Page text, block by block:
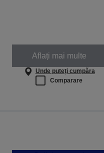
Aflați mai multe
Unde puteți cumpăra
Comparare